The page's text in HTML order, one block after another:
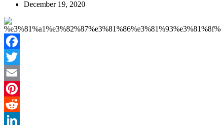
December 19, 2020
Facebook
Twitter
Email
Pinterest
Reddit